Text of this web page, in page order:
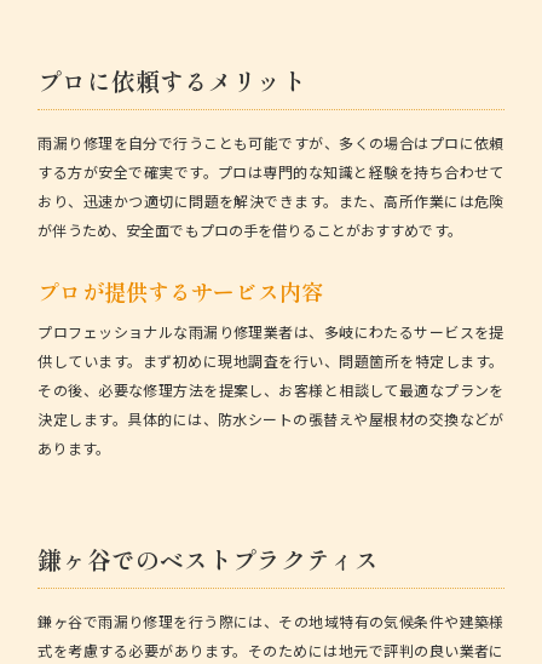
プロに依頼するメリット
雨漏り修理を自分で行うことも可能ですが、多くの場合はプロに依頼
する方が安全で確実です。プロは専門的な知識と経験を持ち合わせて
おり、迅速かつ適切に問題を解決できます。また、高所作業には危険
が伴うため、安全面でもプロの手を借りることがおすすめです。
プロが提供するサービス内容
プロフェッショナルな雨漏り修理業者は、多岐にわたるサービスを提
供しています。まず初めに現地調査を行い、問題箇所を特定します。
その後、必要な修理方法を提案し、お客様と相談して最適なプランを
決定します。具体的には、防水シートの張替えや屋根材の交換などが
あります。
鎌ヶ谷でのベストプラクティス
鎌ヶ谷で雨漏り修理を行う際には、その地域特有の気候条件や建築様
式を考慮する必要があります。そのためには地元で評判の良い業者に